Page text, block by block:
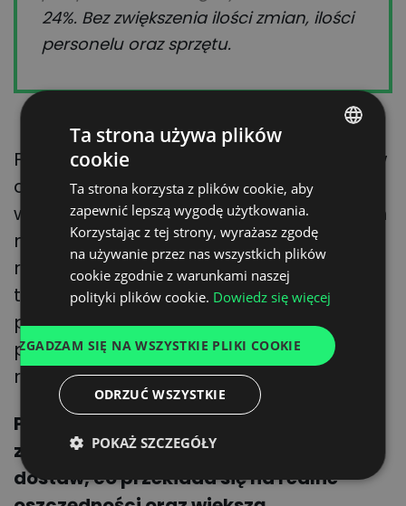
24%. Bez zwiększenia ilości zmian, ilości
personelu oraz sprzętu.
FunkcjaVisibility
– aktualizacje statusu w
czasie rzeczywistym – umożliwia
weryfikację statusu ładunku w dowolnym
momencie, a klienci mogą szybko
reagować na ewentualne problemy z
terminowością dostaw. Zarówno
producent, jak i przewoźnik otrzymuje
pełny obraz aktualnej sytuacji w czasie
rzeczywistym.
Produkty wchodzące w skład CargoON
zapewniają pełną cyfryzację łańcucha
dostaw, co przekłada się na realne
ENGLISH
GERMAN
UKRAINIAN
FRENCH
Ta strona używa plików
cookie
Ta strona korzysta z plików cookie, aby
zapewnić lepszą wygodę użytkowania.
Korzystając z tej strony, wyrażasz zgodę
na używanie przez nas wszystkich plików
cookie zgodnie z warunkami naszej
polityki plików cookie. Dowiedz się więcej
ZGADZAM SIĘ NA WSZYSTKIE PLIKI COOKIE
ODRZUĆ WSZYSTKIE
POKAŻ SZCZEGÓŁY